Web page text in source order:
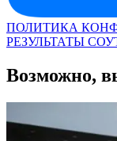
ПОЛИТИКА
РЕЗУЛЬТАТЫ
Возможно,